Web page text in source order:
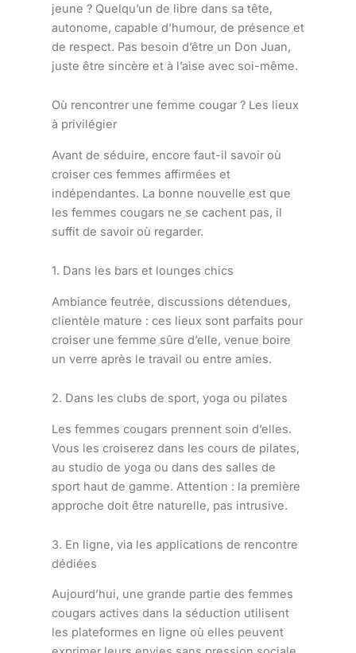
jeune ? Quelqu’un de libre dans sa tête,
autonome, capable d’humour, de présence et
de respect. Pas besoin d’être un Don Juan,
juste être sincère et à l’aise avec soi-même.
Où rencontrer une femme cougar ? Les lieux
à privilégier
Avant de séduire, encore faut-il savoir où
croiser ces femmes affirmées et
indépendantes. La bonne nouvelle est que
les femmes cougars ne se cachent pas, il
suffit de savoir où regarder.
1. Dans les bars et lounges chics
Ambiance feutrée, discussions détendues,
clientèle mature : ces lieux sont parfaits pour
croiser une femme sûre d’elle, venue boire
un verre après le travail ou entre amies.
2. Dans les clubs de sport, yoga ou pilates
Les femmes cougars prennent soin d’elles.
Vous les croiserez dans les cours de pilates,
au studio de yoga ou dans des salles de
sport haut de gamme. Attention : la première
approche doit être naturelle, pas intrusive.
3. En ligne, via les applications de rencontre
dédiées
Aujourd’hui, une grande partie des femmes
cougars actives dans la séduction utilisent
les plateformes en ligne où elles peuvent